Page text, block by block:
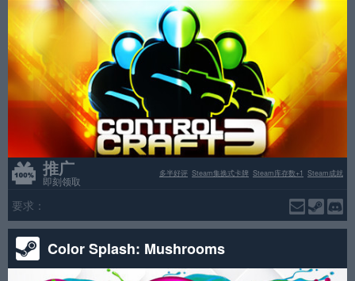
推广
即刻领取
Steam成就
Steam库存数+1
Steam集换式卡牌
多半好评
要求：
Color Splash: Mushrooms